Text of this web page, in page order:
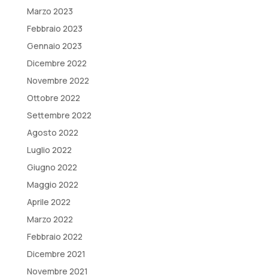
Marzo 2023
Febbraio 2023
Gennaio 2023
Dicembre 2022
Novembre 2022
Ottobre 2022
Settembre 2022
Agosto 2022
Luglio 2022
Giugno 2022
Maggio 2022
Aprile 2022
Marzo 2022
Febbraio 2022
Dicembre 2021
Novembre 2021